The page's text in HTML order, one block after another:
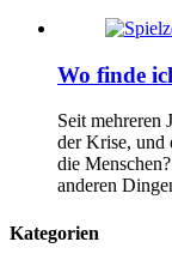
Wo finde
Seit mehreren
der Krise, und
die
anderen
Kategorien